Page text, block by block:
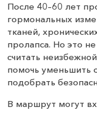
После 40–60 лет
гормональных
тканей,
пролапса. Но это
считать
помочь уменьшить
подобрать
В маршрут могут